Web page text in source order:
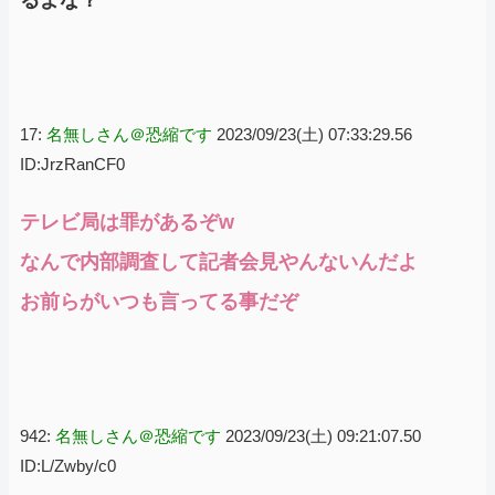
17: 名無しさん＠恐縮です 2023/09/23(土) 07:33:29.56
ID:JrzRanCF0
テレビ局は罪があるぞw
なんで内部調査して記者会見やんないんだよ
お前らがいつも言ってる事だぞ
942: 名無しさん＠恐縮です 2023/09/23(土) 09:21:07.50
ID:L/Zwby/c0